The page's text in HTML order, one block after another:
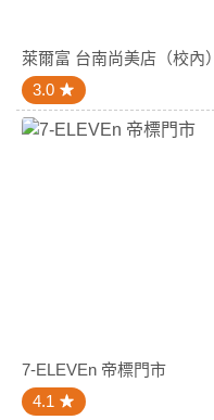
萊爾富 台南尚美店（校內）
3.0
7-ELEVEn 帝標門市
4.1